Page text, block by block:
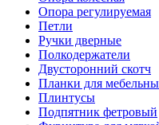
Опора регулируемая
Петли
Ручки дверные
Полкодержатели
Двусторонний скотч
Планки для
Плинтусы
Подпятник фетровый